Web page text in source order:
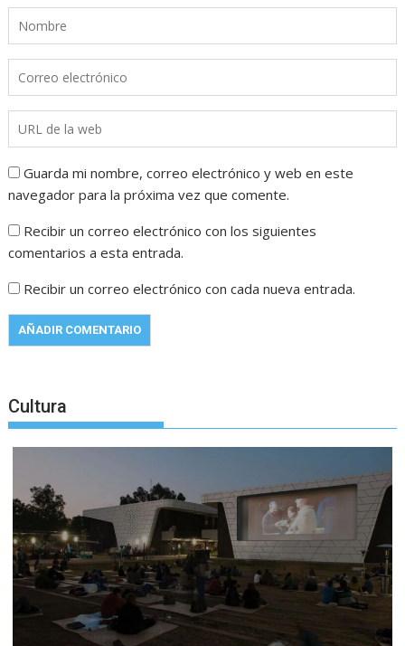
Guarda mi nombre, correo electrónico y web en este
navegador para la próxima vez que comente.
Recibir un correo electrónico con los siguientes
comentarios a esta entrada.
Recibir un correo electrónico con cada nueva entrada.
Cultura